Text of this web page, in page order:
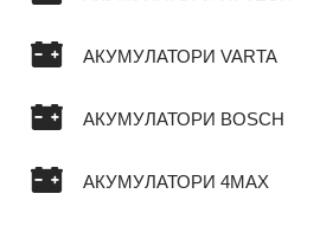
АКУМУЛАТОРИ VARTA
АКУМУЛАТОРИ BOSCH
АКУМУЛАТОРИ 4MAX